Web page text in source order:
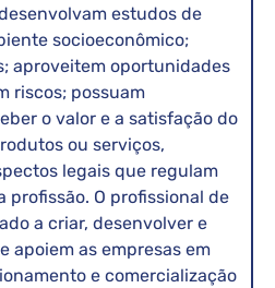
estudos de
socioeconômico;
aproveitem oportunidades
riscos; possuam
o valor e a satisfação do
ou serviços,
legais que regulam
profissão. O profissional de
a criar, desenvolver e
apoiem as empresas em
e comercialização